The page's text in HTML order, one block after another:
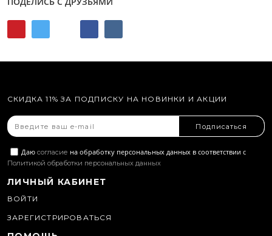
СКИДКА 11% ЗА ПОДПИСКУ НА НОВИНКИ И АКЦИИ
Подписаться
Даю согласие на обработку персональных данных в соответствии с
Политикой обработки персональных данных
ЛИЧНЫЙ КАБИНЕТ
ВОЙТИ
ЗАРЕГИСТРИРОВАТЬСЯ